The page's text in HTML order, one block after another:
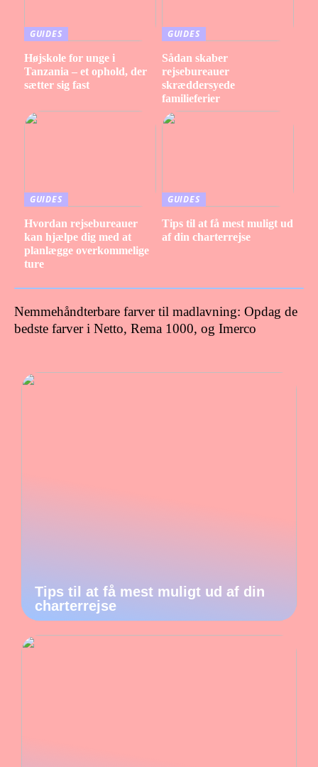
GUIDES
Højskole for unge i
Tanzania – et ophold, der
sætter sig fast
GUIDES
Sådan skaber
rejsebureauer
skræddersyede
familieferier
GUIDES
Hvordan rejsebureauer
kan hjælpe dig med at
planlægge overkommelige
ture
GUIDES
Tips til at få mest muligt ud
af din charterrejse
Nemmehåndterbare farver til madlavning: Opdag de
bedste farver i Netto, Rema 1000, og Imerco
Tips til at få mest muligt ud af din
charterrejse